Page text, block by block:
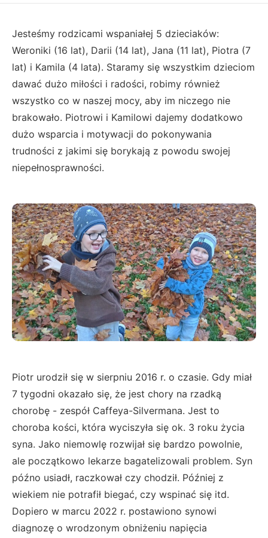
Jesteśmy rodzicami wspaniałej 5 dzieciaków:
Weroniki (16 lat), Darii (14 lat), Jana (11 lat), Piotra (7
lat) i Kamila (4 lata). Staramy się wszystkim dzieciom
dawać dużo miłości i radości, robimy również
wszystko co w naszej mocy, aby im niczego nie
brakowało. Piotrowi i Kamilowi dajemy dodatkowo
dużo wsparcia i motywacji do pokonywania
trudności z jakimi się borykają z powodu swojej
niepełnosprawności.
Piotr urodził się w sierpniu 2016 r. o czasie. Gdy miał
7 tygodni okazało się, że jest chory na rzadką
chorobę - zespół Caffeya-Silvermana. Jest to
choroba kości, która wyciszyła się ok. 3 roku życia
syna. Jako niemowlę rozwijał się bardzo powolnie,
ale początkowo lekarze bagatelizowali problem. Syn
późno usiadł, raczkował czy chodził. Później z
wiekiem nie potrafił biegać, czy wspinać się itd.
Dopiero w marcu 2022 r. postawiono synowi
diagnozę o wrodzonym obniżeniu napięcia